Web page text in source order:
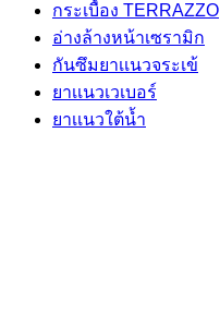
กระเบื้อง TERRAZZO
อ่างล้างหน้าเซรามิก
กันซึมยาเเนวจระเข้
ยาเเนวเวเบอร์
ยาเเนวใต้นํ้า